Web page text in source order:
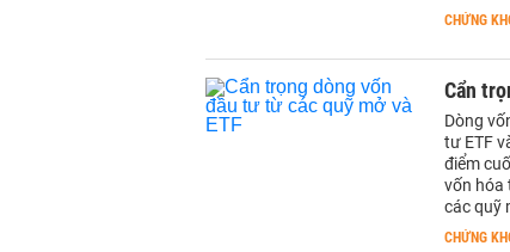
CHỨNG
Cẩn
Dòng
tư ETF
điểm
vốn hóa
các quỹ
CHỨNG